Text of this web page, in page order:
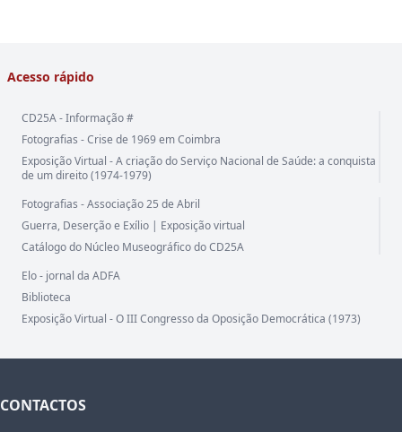
Acesso rápido
CD25A - Informação #
Fotografias - Crise de 1969 em Coimbra
Exposição Virtual - A criação do Serviço Nacional de Saúde: a conquista
de um direito (1974-1979)
Fotografias - Associação 25 de Abril
Guerra, Deserção e Exílio | Exposição virtual
Catálogo do Núcleo Museográfico do CD25A
Elo - jornal da ADFA
Biblioteca
Exposição Virtual - O III Congresso da Oposição Democrática (1973)
CONTACTOS